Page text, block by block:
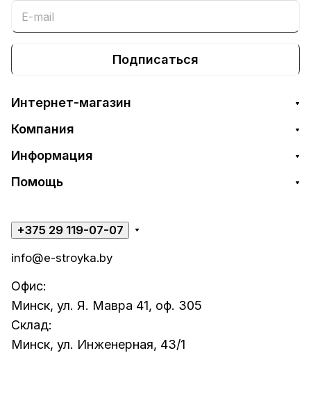
Подписаться
Интернет-магазин
Компания
Информация
Помощь
+375 29 119-07-07
info@e-stroyka.by
Офис:
Минск, ул. Я. Мавра 41, оф. 305
Склад:
Минск, ул. Инженерная, 43/1